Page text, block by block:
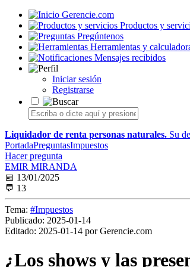
Gerencie.com
Productos y
Pregúntenos
Herramientas y
Mensajes recibidos
Iniciar sesión
Registrarse
Liquidador de renta personas naturales. Su
PortadaPreguntasImpuestos
Hacer pregunta
EMIR MIRANDA
📅 13/01/2025
💬 13
Tema: #Impuestos
Publicado: 2025-01-14
Editado: 2025-01-14 por Gerencie.com
¿Los shows y las